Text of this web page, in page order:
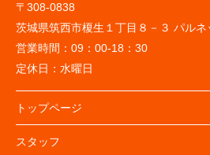
〒308-0838
茨城県筑西市榎生１丁目８－３ パルネ
営業時間： 09：00-18：30
定休日： 水曜日
トップページ
スタッフ